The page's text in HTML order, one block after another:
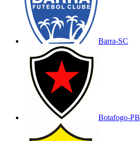
Barra-SC
Botafogo-PB